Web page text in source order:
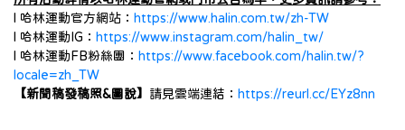
l 哈林運動官方網站： https://www.halin.com.tw/zh-TW
l 哈林運動IG： https://www.instagram.com/halin_tw/
l 哈林運動FB粉絲團： https://www.facebook.com/halin.tw/?
locale=zh_TW
【新聞稿發稿照&圖說】 請見雲端連結： https://reurl.cc/EYz8nn